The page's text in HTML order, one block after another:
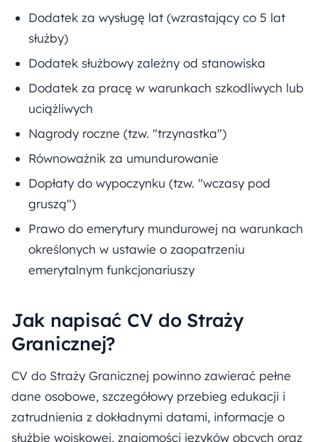
Dodatek za wysługę lat (wzrastający co 5 lat
służby)
Dodatek służbowy zależny od stanowiska
Dodatek za pracę w warunkach szkodliwych lub
uciążliwych
Nagrody roczne (tzw. "trzynastka")
Równoważnik za umundurowanie
Dopłaty do wypoczynku (tzw. "wczasy pod
gruszą")
Prawo do emerytury mundurowej na warunkach
określonych w ustawie o zaopatrzeniu
emerytalnym funkcjonariuszy
Jak napisać CV do Straży
Granicznej?
CV do Straży Granicznej powinno zawierać pełne
dane osobowe, szczegółowy przebieg edukacji i
zatrudnienia z dokładnymi datami, informacje o
służbie wojskowej, znajomości języków obcych oraz